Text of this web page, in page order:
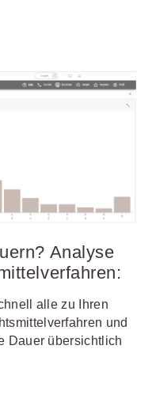
Analyse
alle zu Ihren
und
Dauer übersichtlich